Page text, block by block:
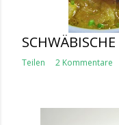
Teilen 2 Kommentare